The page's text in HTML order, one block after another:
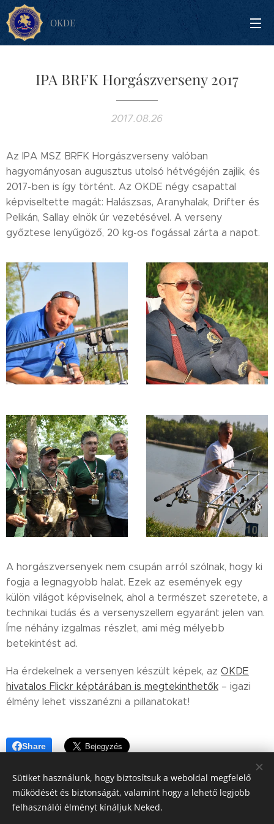
OKDE
IPA BRFK Horgászverseny 2017
2017.08.26
Az IPA MSZ BRFK Horgászverseny valóban
hagyományosan augusztus utolsó hétvégéjén zajlik, és
2017-ben is így történt. Az OKDE négy csapattal
képviseltette magát: Halászsas, Aranyhalak, Drifter és
Pelikán, Sallay elnök úr vezetésével. A verseny
győztese lenyűgöző, 20 kg-os fogással zárta a napot.
A horgászversenyek nem csupán arról szólnak, hogy ki
fogja a legnagyobb halat. Ezek az események egy
külön világot képviselnek, ahol a természet szeretete, a
technikai tudás és a versenyszellem egyaránt jelen van.
Íme néhány izgalmas részlet, ami még mélyebb
betekintést ad.
Ha érdekelnek a versenyen készült képek, az OKDE
hivatalos Flickr képtárában is megtekinthetők – igazi
élmény lehet visszanézni a pillanatokat!
Share
© 2013-2026 Országos Kriminalisztikai és Detektív Egyesület
Sütiket használunk, hogy biztosítsuk a weboldal megfelelő
működését és biztonságát, valamint hogy a lehető legjobb
felhasználói élményt kínáljuk Neked.